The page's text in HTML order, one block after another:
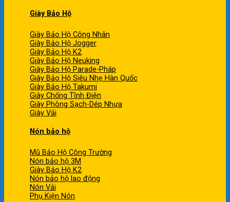
Giày Bảo Hộ
Giày Bảo Hộ Công Nhân
Giày Bảo Hộ Jogger
Giày Bảo Hộ K2
Giày Bảo Hộ Neuking
Giày Bảo Hộ Parade-Pháp
Giày Bảo Hộ Siêu Nhẹ Hàn Quốc
Giày Bảo Hộ Takumi
Giày Chống Tĩnh Điện
Giày Phòng Sạch-Dép Nhựa
Giày Vải
Nón bảo hộ
Mũ Bảo Hộ Công Trường
Nón bảo hộ 3M
Giày Bảo Hộ K2
Nón bảo hộ lao động
Nón Vải
Phụ Kiện Nón